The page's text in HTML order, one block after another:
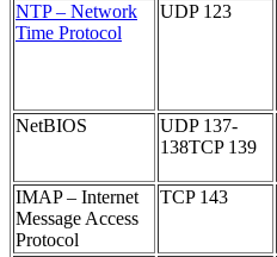
NTP – Network
Time Protocol
UDP 123
NetBIOS
UDP 137-
138TCP 139
IMAP – Internet
Message Access
Protocol
TCP 143